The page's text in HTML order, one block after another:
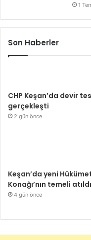
1
Son Haberler
CHP Keşan’da devir
gerçekleşti
2 gün önce
Keşan’da yeni
Konağı’nın temeli atıldı
4 gün önce